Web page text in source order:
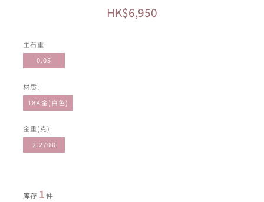
HK$6,950
主石重:
0.05
材质:
18K金(白色)
金重(克):
2.2700
库存 1件